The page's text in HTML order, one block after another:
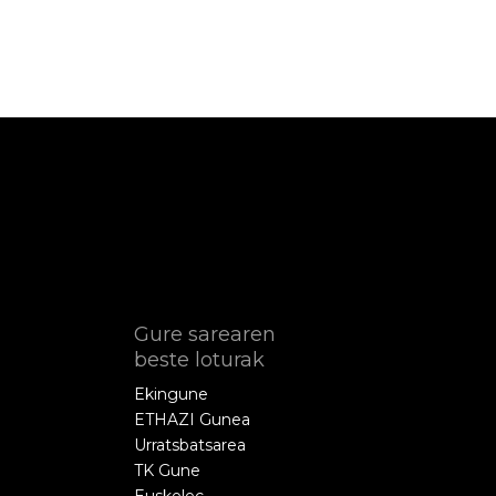
Gure sarearen
beste loturak
Ekingune
ETHAZI Gunea
Urratsbatsarea
TK Gune